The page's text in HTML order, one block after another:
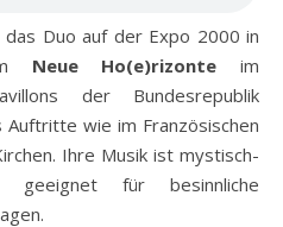
Duo auf der Expo 2000 in
Neue Ho(e)rizonte im
der Bundesrepublik
Auftritte wie im Französischen
Ihre Musik ist mystisch-
geeignet für besinnliche